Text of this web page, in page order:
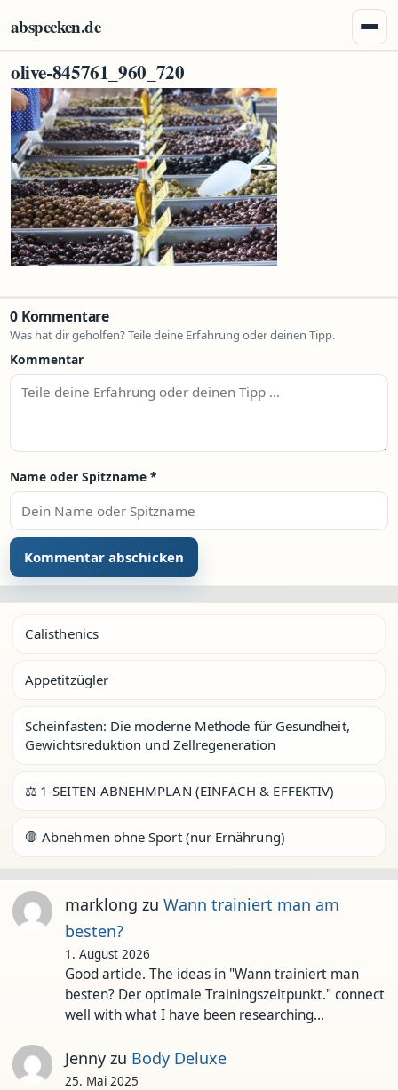
abspecken.de
olive-845761_960_720
0 Kommentare
Was hat dir geholfen? Teile deine Erfahrung oder deinen Tipp.
Kommentar
Name oder Spitzname *
Calisthenics
Appetitzügler
Scheinfasten: Die moderne Methode für Gesundheit,
Gewichtsreduktion und Zellregeneration
⚖️ 1-SEITEN-ABNEHMPLAN (EINFACH & EFFEKTIV)
🛑 Abnehmen ohne Sport (nur Ernährung)
marklong zu Wann trainiert man am
besten?
1. August 2026
Good article. The ideas in "Wann trainiert man
besten? Der optimale Trainingszeitpunkt." connect
well with what I have been researching…
Jennyzu Body Deluxe
25. Mai 2025